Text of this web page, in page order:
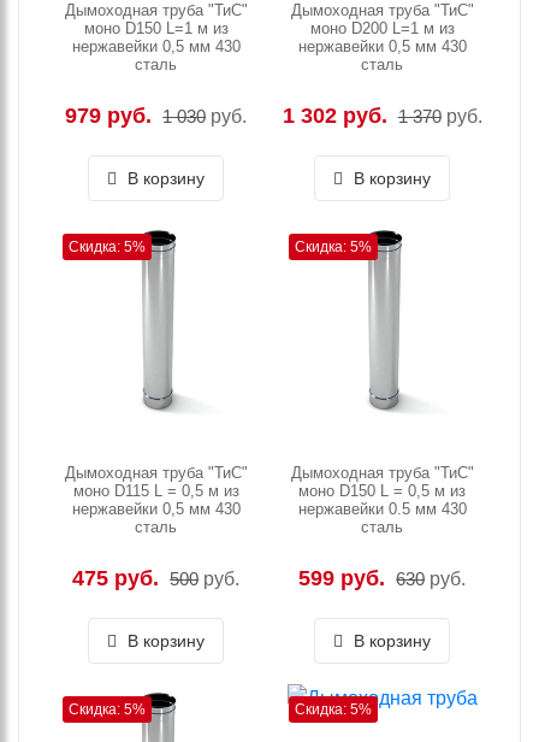
Дымоходная труба "ТиС"
моно D150 L=1 м из
нержавейки 0,5 мм 430
сталь
979 руб. 1 030 руб.
В корзину
Дымоходная труба "ТиС"
моно D200 L=1 м из
нержавейки 0,5 мм 430
сталь
1 302 руб. 1 370 руб.
В корзину
Скидка: 5%
Дымоходная труба "ТиС"
моно D115 L = 0,5 м из
нержавейки 0,5 мм 430
сталь
475 руб. 500 руб.
В корзину
Скидка: 5%
Дымоходная труба "ТиС"
моно D150 L = 0,5 м из
нержавейки 0.5 мм 430
сталь
599 руб. 630 руб.
В корзину
Скидка: 5% Скидка: 5%